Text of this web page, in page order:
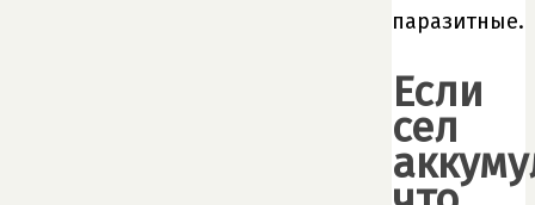
паразитные.
Если
сел